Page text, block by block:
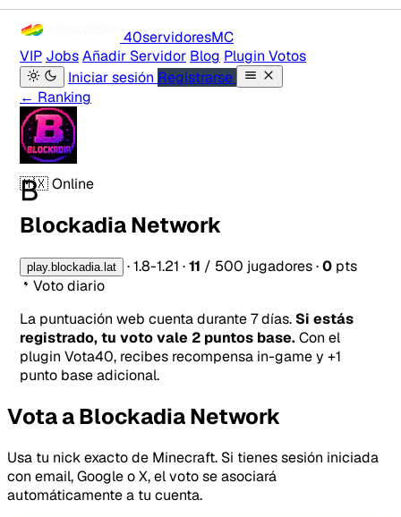
40servidoresMC
VIP JobsAñadir Servidor Blog Plugin Votos
Iniciar sesión Registrarse
← Ranking
B
🇲🇽Online
Blockadia Network
play.blockadia.lat ·1.8-1.21 ·11 / 500 jugadores·0 pts
Voto diario
La puntuación web cuenta durante 7 días. Si estás
registrado, tu voto vale 2 puntos base.Con el
plugin Vota40, recibes recompensa in-game y +1
punto base adicional.
Vota a Blockadia Network
Usa tu nick exacto de Minecraft. Si tienes sesión iniciada
con email, Google o X, el voto se asociará
automáticamente a tu cuenta.